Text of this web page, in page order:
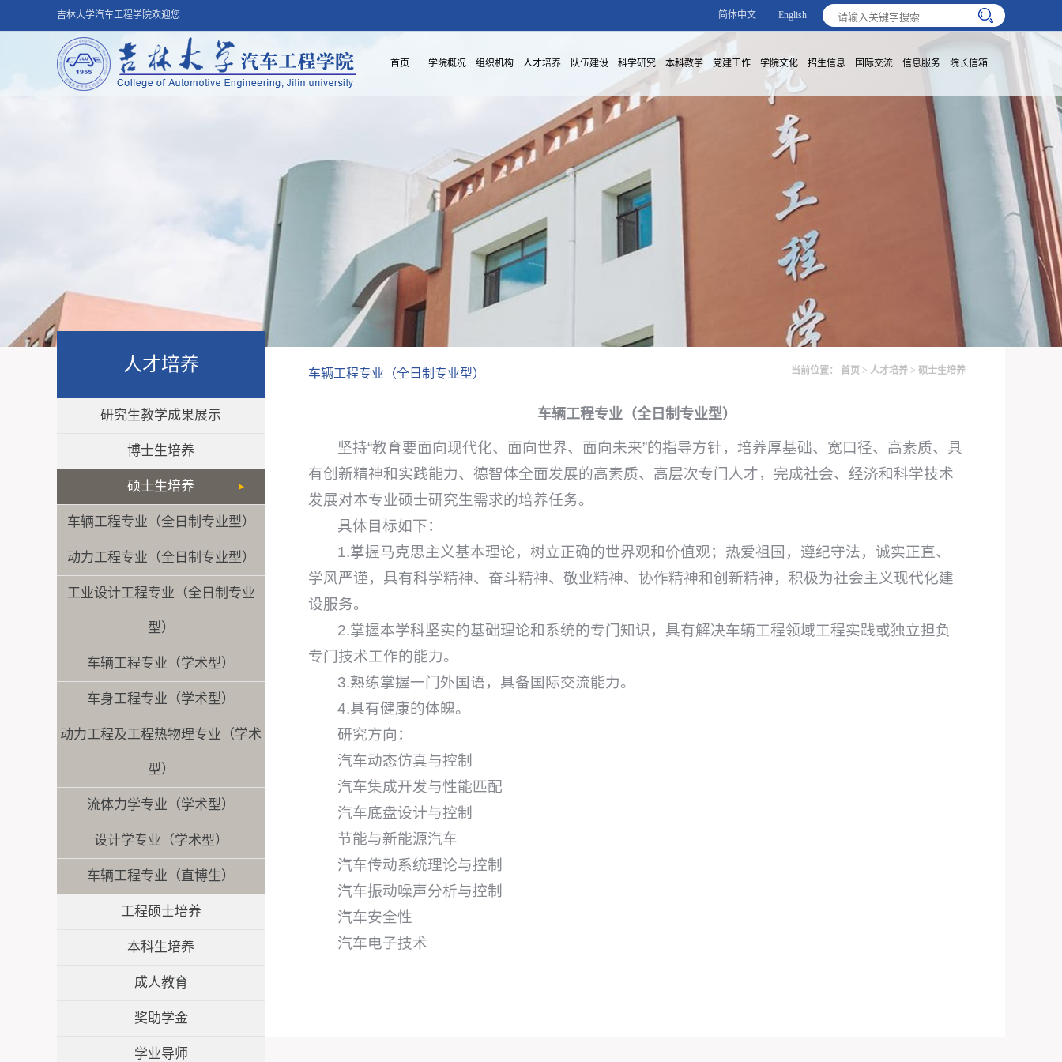
吉林大学汽车工程学院欢迎您 简体中文 English
首页 学院概况 组织机构 人才培养 队伍建设 科学研究 本科教学 党建工作 学院文化 招生信息 国际交流 信息服务 院长信箱
人才培养
研究生教学成果展示
博士生培养
硕士生培养
车辆工程专业（全日制专业型）
动力工程专业（全日制专业型）
工业设计工程专业（全日制专业
型）
车辆工程专业（学术型）
车身工程专业（学术型）
动力工程及工程热物理专业（学术
型）
流体力学专业（学术型）
设计学专业（学术型）
车辆工程专业（直博生）
工程硕士培养
本科生培养
成人教育
奖助学金
学业导师
车辆工程专业（全日制专业型） 当前位置： 首页 > 人才培养 > 硕士生培养
车辆工程专业（全日制专业型）
坚持“教育要面向现代化、面向世界、面向未来”的指导方针，培养厚基础、宽口径、高素质、具
有创新精神和实践能力、德智体全面发展的高素质、高层次专门人才，完成社会、经济和科学技术
发展对本专业硕士研究生需求的培养任务。
具体目标如下：
1.掌握马克思主义基本理论，树立正确的世界观和价值观；热爱祖国，遵纪守法，诚实正直、
学风严谨，具有科学精神、奋斗精神、敬业精神、协作精神和创新精神，积极为社会主义现代化建
设服务。
2.掌握本学科坚实的基础理论和系统的专门知识，具有解决车辆工程领域工程实践或独立担负
专门技术工作的能力。
3.熟练掌握一门外国语，具备国际交流能力。
4.具有健康的体魄。
研究方向：
汽车动态仿真与控制
汽车集成开发与性能匹配
汽车底盘设计与控制
节能与新能源汽车
汽车传动系统理论与控制
汽车振动噪声分析与控制
汽车安全性
汽车电子技术